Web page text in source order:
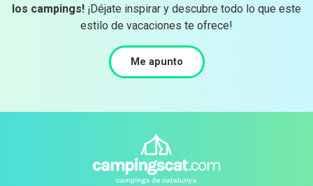
los campings! ¡Déjate inspirar y descubre todo lo que este
estilo de vacaciones te ofrece!
Me apunto